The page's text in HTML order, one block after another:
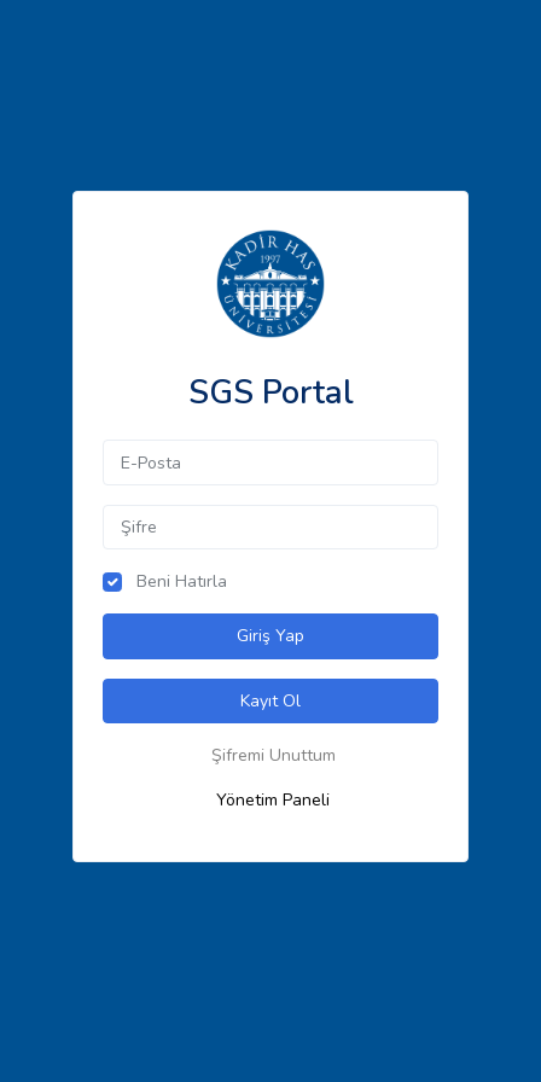
SGS Portal
Beni Hatırla
Giriş Yap
Kayıt Ol
Şifremi Unuttum
Yönetim Paneli